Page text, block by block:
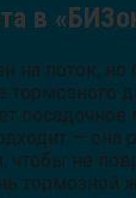
в
на поток,
—
не
тормозной